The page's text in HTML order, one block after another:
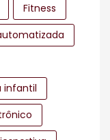
Fitness
infantil